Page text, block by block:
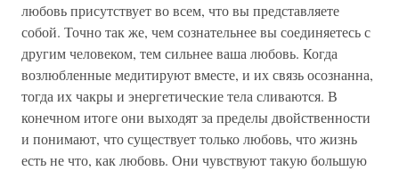
любовь присутствует во всем, что вы представляете
собой. Точно так же, чем сознательнее вы соединяетесь с
другим человеком, тем сильнее ваша любовь. Когда
возлюбленные медитируют вместе, и их связь осознанна,
тогда их чакры и энергетические тела сливаются. В
конечном итоге они выходят за пределы двойственности
и понимают, что существует только любовь, что жизнь
есть не что, как любовь. Они чувствуют такую большую